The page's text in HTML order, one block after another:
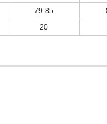
79-85
20